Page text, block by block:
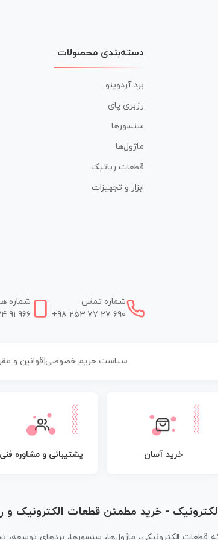
دسته‌بندی محصولات
برد آردوینو
رزبری پای
سنسورها
ماژول‌ها
قطعات رباتیک
ابزار و تجهیزات
شماره تماس
+98 253 77 27 690
شماره
91 966
سیاست حریم خصوصی| قوانین و
خرید آسان پشتیبانی و مشاوره فنی
- خرید مطمئن قطعات الکترونیک و
قطعات الکترونیکی، ماژول‌ها، سنسورها، بردهای